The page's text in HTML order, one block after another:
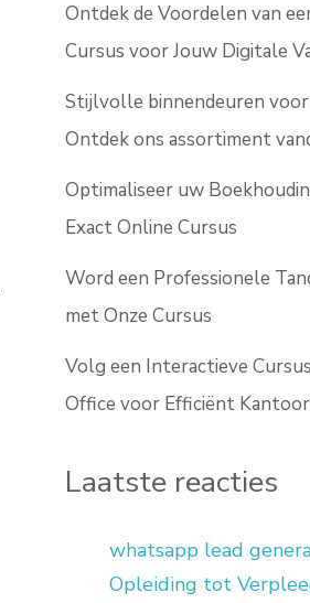
Ontdek de Voordelen van
Cursus voor Jouw Digitale
Stijlvolle binnendeuren
Ontdek ons assortiment
Optimaliseer uw
Exact Online Cursus
Word een Professionele
met Onze Cursus
Volg een Interactieve
Office voor Efficiënt
Laatste reacties
whatsapp lead
Opleiding tot